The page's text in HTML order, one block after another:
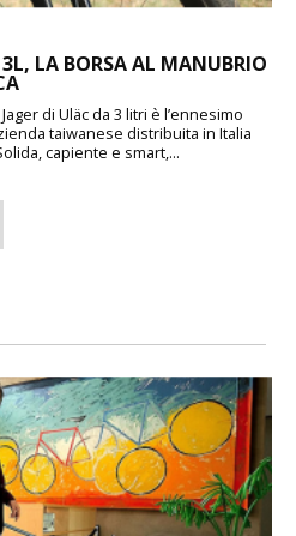
3L, LA BORSA AL MANUBRIO
di Uläc da 3 litri è l’ennesimo
taiwanese distribuita in Italia
capiente e smart,...